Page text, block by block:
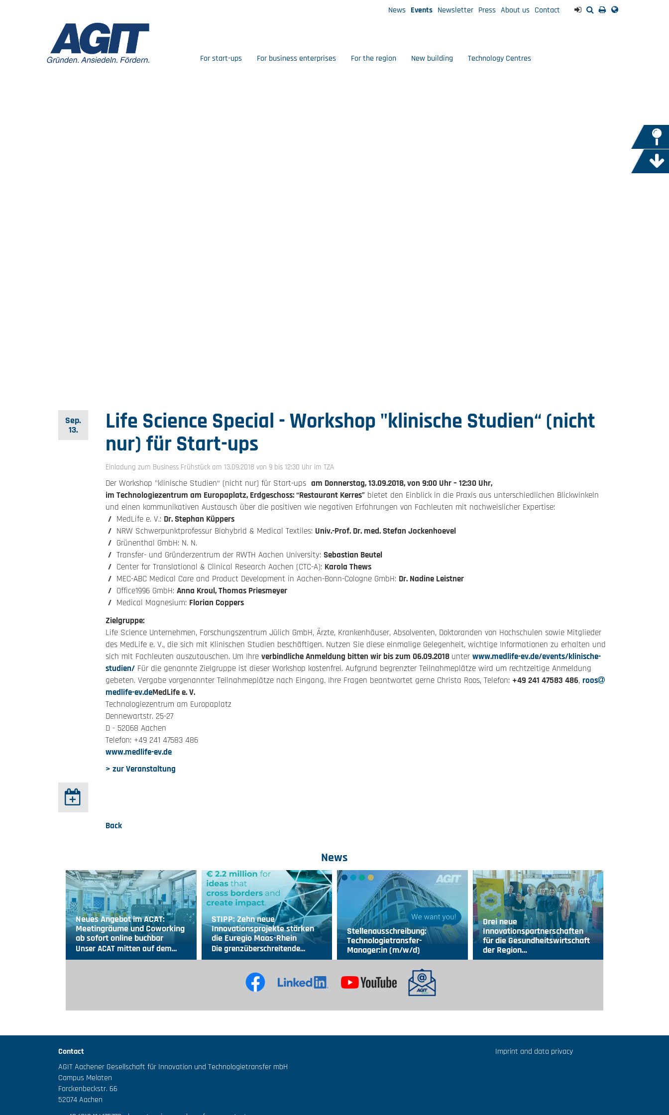
News Events Newsletter Press About us Contact
For start-ups For business enterprises For the region New building Technology Centres
Sep.
13.
Life Science Special - Workshop "klinische Studien“ (nicht
nur) für Start-ups
Einladung zum Business Frühstück am 13.09.2018 von 9 bis 12:30 Uhr im TZA
Der Workshop "klinische Studien“ (nicht nur) für Start-ups am Donnerstag, 13.09.2018, von 9:00 Uhr – 12:30 Uhr,
im Technologiezentrum am Europaplatz, Erdgeschoss: “Restaurant Kerres” bietet den Einblick in die Praxis aus unterschiedlichen Blickwinkeln
und einen kommunikativen Austausch über die positiven wie negativen Erfahrungen von Fachleuten mit nachweislicher Expertise:
MedLife e. V.: Dr. Stephan Küppers
NRW Schwerpunktprofessur Biohybrid & Medical Textiles: Univ.-Prof. Dr. med. Stefan Jockenhoevel
Grünenthal GmbH: N. N.
Transfer- und Gründerzentrum der RWTH Aachen University: Sebastian Beutel
Center for Translational & Clinical Research Aachen (CTC-A): Karola Thews
MEC-ABC Medical Care and Product Development in Aachen-Bonn-Cologne GmbH: Dr. Nadine Leistner
Office1996 GmbH: Anna Kroul, Thomas Priesmeyer
Medical Magnesium: Florian Coppers
Zielgruppe:
Life Science Unternehmen, Forschungszentrum Jülich GmbH, Ärzte, Krankenhäuser, Absolventen, Doktoranden von Hochschulen sowie Mitglieder
des MedLife e. V., die sich mit Klinischen Studien beschäftigen. Nutzen Sie diese einmalige Gelegenheit, wichtige Informationen zu erhalten und
sich mit Fachleuten auszutauschen. Um Ihre verbindliche Anmeldung bitten wir bis zum 06.09.2018 unter www.medlife-ev.de/events/klinische-
studien/ Für die genannte Zielgruppe ist dieser Workshop kostenfrei. Aufgrund begrenzter Teilnahmeplätze wird um rechtzeitige Anmeldung
gebeten. Vergabe vorgenannter Teilnahmeplätze nach Eingang. Ihre Fragen beantwortet gerne Christa Roos, Telefon: +49 241 47583 486, roos
medlife-ev.deMedLife e. V.
Technologiezentrum am Europaplatz
Dennewartstr. 25-27
D - 52068 Aachen
Telefon: +49 241 47583 486
www.medlife-ev.de
> zur Veranstaltung
Back
News
Neues Angebot im ACAT:
Meetingräume und Coworking
ab sofort online buchbar
Unser ACAT mitten auf dem…
STIPP: Zehn neue
Innovationsprojekte stärken
die Euregio Maas-Rhein
Die grenzüberschreitende…
Stellenausschreibung:
Technologietransfer-
Manager:in (m/w/d)
Drei neue
Innovationspartnerschaften
für die Gesundheitswirtschaft
der Region…
Contact
AGIT Aachener Gesellschaft für Innovation und Technologietransfer mbH
Campus Melaten
Forckenbeckstr. 66
52074 Aachen
Imprint and data privacy